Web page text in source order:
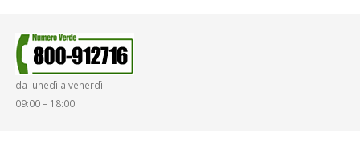
SMARRIMENTO OGGETTI
da lunedì a venerdì
09:00 – 18:00